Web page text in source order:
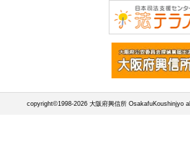
copyright©1998-2026 大阪府興信所 OsakafuKoushinjyo